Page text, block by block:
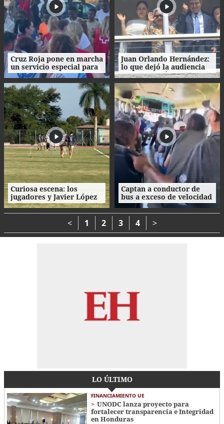
Cruz Roja pone en marcha
un servicio especial para
dar comida a migrantes
fuera del CETI
Juan Orlando Hernández:
lo que dejó la audiencia
de declaración de
imputado y lo que sigue
en el proceso
Curiosa escena: los
jugadores y Javier López
se quitaron los tacos y
recorrieron el césped
Captan a conductor de
bus a exceso de velocidad
en Honduras
< 1 2 3 4 >
LO ÚLTIMO
FINANCIAMIENTO UE
UNODC lanza proyecto para
fortalecer transparencia e Integridad
en Honduras